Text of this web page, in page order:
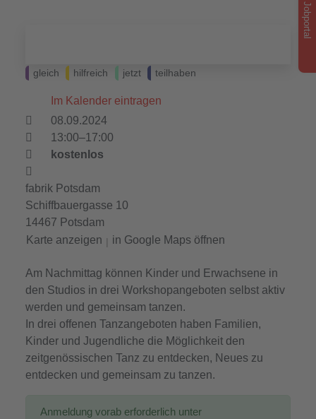
gleich hilfreich jetzt teilhaben
Im Kalender eintragen
08.09.2024
13:00–17:00
kostenlos
fabrik Potsdam
Schiffbauergasse 10
14467 Potsdam
Karte anzeigen | in Google Maps öffnen
Am Nachmittag können Kinder und Erwachsene in
den Studios in drei Workshopangeboten selbst aktiv
werden und gemeinsam tanzen.
In drei offenen Tanzangeboten haben Familien,
Kinder und Jugendliche die Möglichkeit den
zeitgenössischen Tanz zu entdecken, Neues zu
entdecken und gemeinsam zu tanzen.
Anmeldung vorab erforderlich unter
Jobportal